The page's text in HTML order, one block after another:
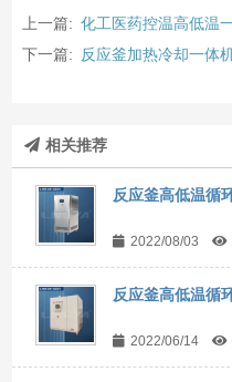
上一篇: 化工医药控温高低温
下一篇:
反应釜加热冷却一体
相关推荐
反应釜高低温循
2022/08/03
反应釜高低温循
2022/06/14